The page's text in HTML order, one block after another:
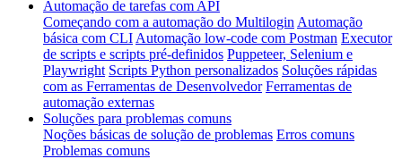
Automação de tarefas com API
Começando com a automação do Multilogin Automação
básica com CLI Automação low-code com Postman Executor
de scripts e scripts pré-definidos Puppeteer, Selenium e
Playwright Scripts Python personalizados Soluções rápidas
com as Ferramentas de Desenvolvedor Ferramentas de
automação externas
Soluções para problemas comuns
Noções básicas de solução de problemas Erros comuns
Problemas comuns